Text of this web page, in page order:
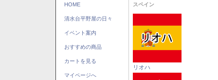
HOME
清水台平野屋の日々
イベント案内
おすすめの商品
カートを見る
マイページへ
スペイン
リオハ